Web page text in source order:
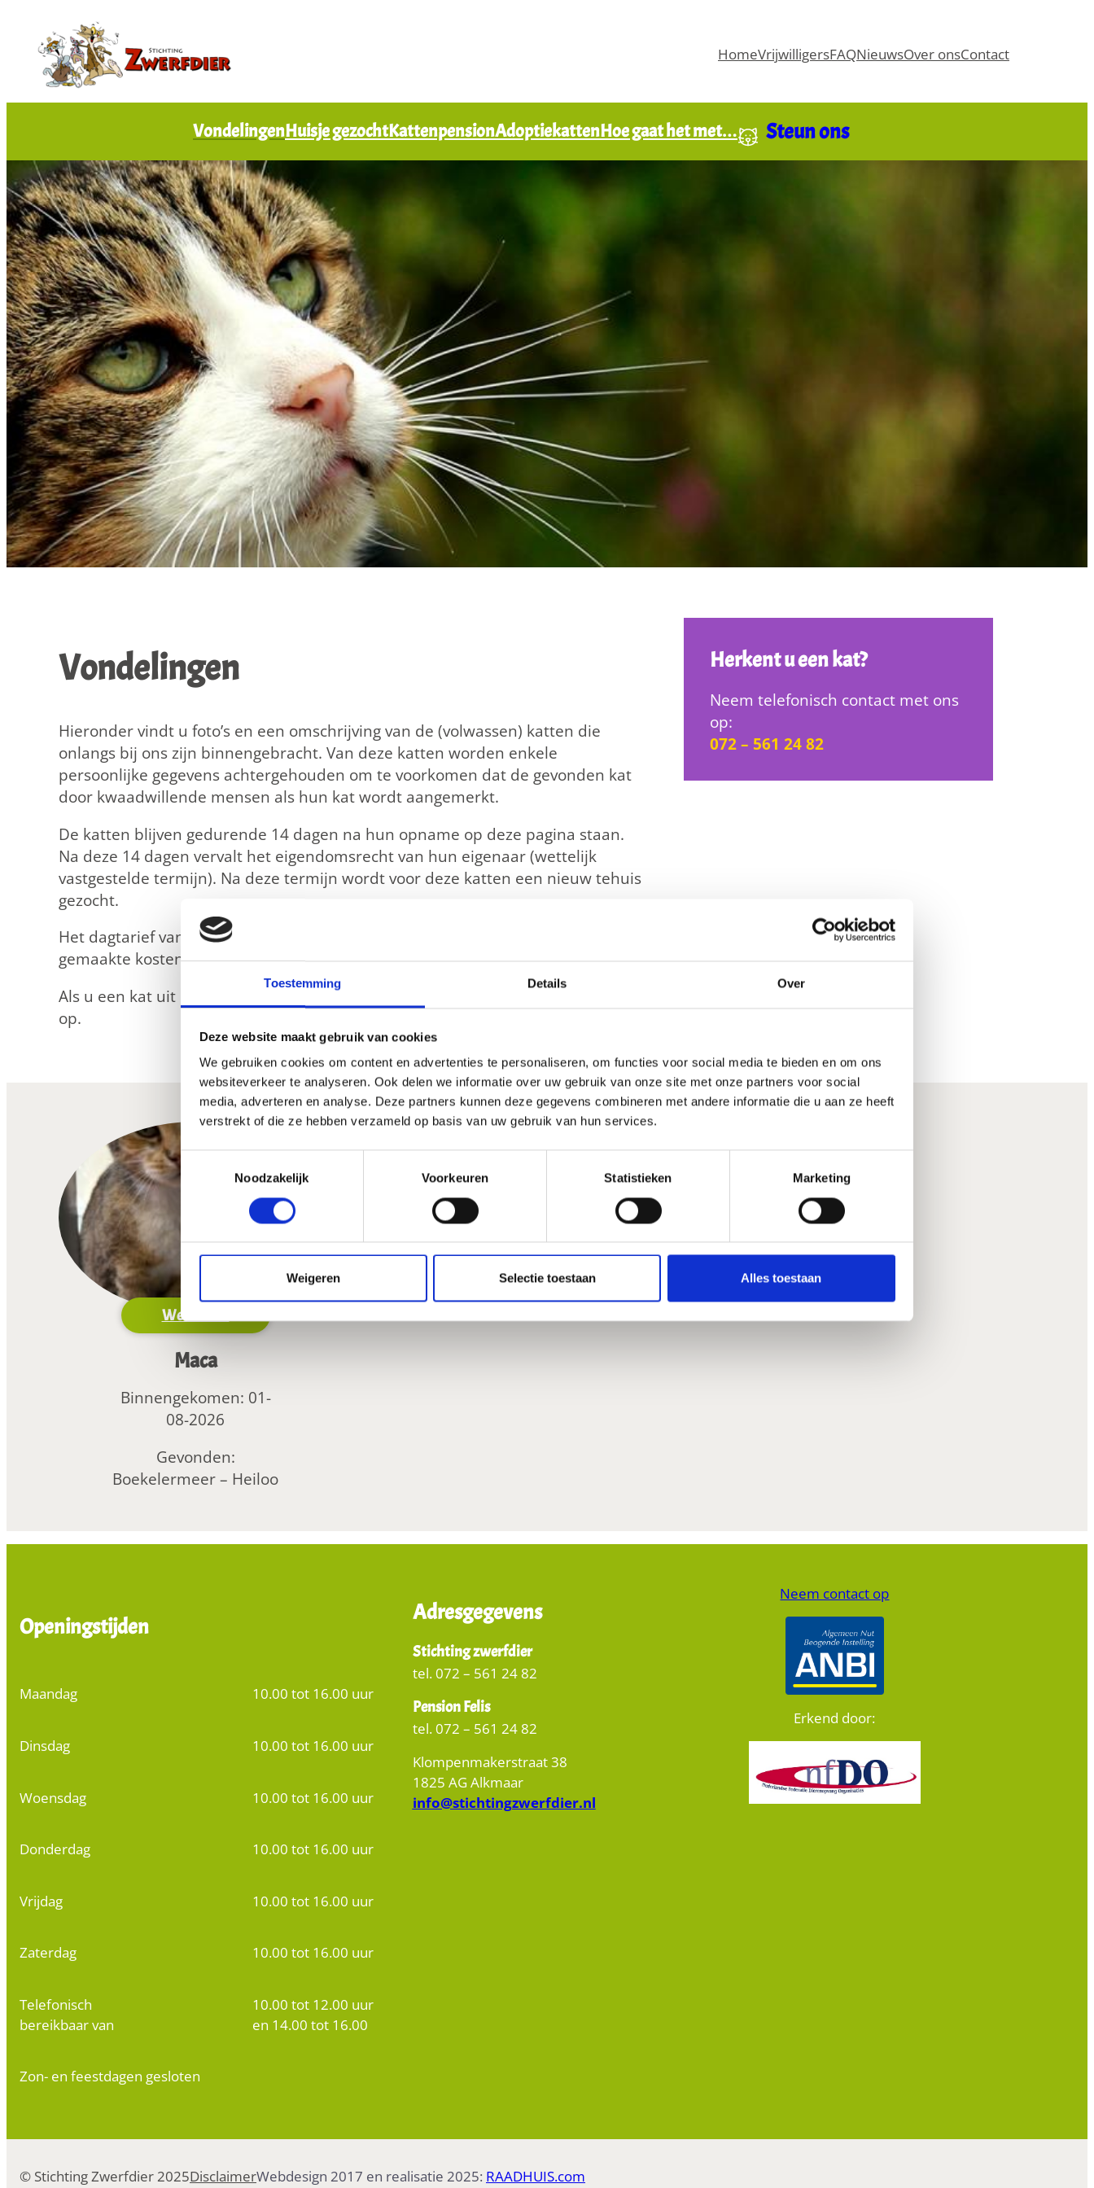
Toestemming Details Over
Deze website maakt gebruik van cookies
We gebruiken cookies om content en advertenties te personaliseren, om functies voor social media te bieden en om ons
websiteverkeer te analyseren. Ook delen we informatie over uw gebruik van onze site met onze partners voor social
media, adverteren en analyse. Deze partners kunnen deze gegevens combineren met andere informatie die u aan ze heeft
verstrekt of die ze hebben verzameld op basis van uw gebruik van hun services.
Toestemmingsselectie
Noodzakelijk
Voorkeuren Statistieken Marketing
Weigeren Selectie toestaan Alles toestaan
HomeVrijwilligersFAQNieuwsOver onsContact
VondelingenHuisje gezochtKattenpensionAdoptiekattenHoe gaat het met… Steun ons
Vondelingen
Hieronder vindt u foto’s en een omschrijving van de (volwassen) katten die
onlangs bij ons zijn binnengebracht. Van deze katten worden enkele
persoonlijke gegevens achtergehouden om te voorkomen dat de gevonden kat
door kwaadwillende mensen als hun kat wordt aangemerkt.
De katten blijven gedurende 14 dagen na hun opname op deze pagina staan.
Na deze 14 dagen vervalt het eigendomsrecht van hun eigenaar (wettelijk
vastgestelde termijn). Na deze termijn wordt voor deze katten een nieuw tehuis
gezocht.
Het dagtarief van een gevonden kat bedraagt € 10,50 (exclusief overige
gemaakte kosten, zoals medicijnen, dierenarts, dierenambulance).
Als u een kat uit onderstaande meldingen herkent, neem dan contact met ons
op.
Herkent u een kat?
Neem telefonisch contact met ons
op:
072 – 561 24 82
Weer thuis
Maca
Binnengekomen: 01-
08-2026
Gevonden:
Boekelermeer – Heiloo
Openingstijden
Maandag 10.00 tot 16.00 uur
Dinsdag 10.00 tot 16.00 uur
Woensdag 10.00 tot 16.00 uur
Donderdag 10.00 tot 16.00 uur
Vrijdag 10.00 tot 16.00 uur
Zaterdag 10.00 tot 16.00 uur
Telefonisch
bereikbaar van
10.00 tot 12.00 uur
en 14.00 tot 16.00
Zon- en feestdagen gesloten
Adresgegevens
Stichting zwerfdier
tel. 072 – 561 24 82
Pension Felis
tel. 072 – 561 24 82
Klompenmakerstraat 38
1825 AG Alkmaar
info@stichtingzwerfdier.nl
Neem contact op
Erkend door:
© Stichting Zwerfdier 2025DisclaimerWebdesign 2017 en realisatie 2025: RAADHUIS.com